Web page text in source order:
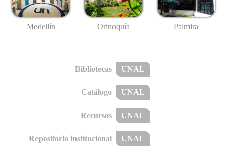
Medellín Orinoquía Palmira
Bibliotecas UNAL
Catálogo UNAL
Recursos UNAL
Repositorio institucional UNAL